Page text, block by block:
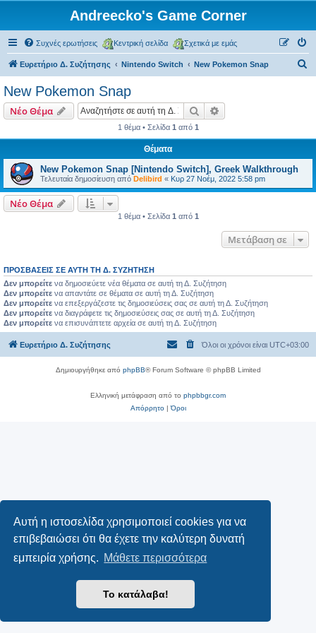
Αυτή η ιστοσελίδα χρησιμοποιεί cookies για να
επιβεβαιώσει ότι θα έχετε την καλύτερη δυνατή
εμπειρία χρήσης. Μάθετε περισσότερα
Το κατάλαβα!
Andreecko's Game Corner
Συχνές ερωτήσεις Κεντρική σελίδα Σχετικά με εμάς
Ευρετήριο Δ. Συζήτησης Nintendo Switch New Pokemon Snap
New Pokemon Snap
Νέο Θέμα Αναζήτηση
1 θέμα • Σελίδα 1 από 1
Θέματα
New Pokemon Snap [Nintendo Switch], Greek Walkthrough
Τελευταία δημοσίευση από Delibird « Κυρ 27 Νοέμ, 2022 5:58 pm
Νέο Θέμα
1 θέμα • Σελίδα 1 από 1
Μετάβαση σε
ΠΡΟΣΒΆΣΕΙΣ ΣΕ ΑΥΤΉ ΤΗ Δ. ΣΥΖΉΤΗΣΗ
Δεν μπορείτε να δημοσιεύετε νέα θέματα σε αυτή τη Δ. Συζήτηση
Δεν μπορείτε να απαντάτε σε θέματα σε αυτή τη Δ. Συζήτηση
Δεν μπορείτε να επεξεργάζεστε τις δημοσιεύσεις σας σε αυτή τη Δ. Συζήτηση
Δεν μπορείτε να διαγράφετε τις δημοσιεύσεις σας σε αυτή τη Δ. Συζήτηση
Δεν μπορείτε να επισυνάπτετε αρχεία σε αυτή τη Δ. Συζήτηση
Ευρετήριο Δ. Συζήτησης Όλοι οι χρόνοι είναι UTC+03:00
Δημιουργήθηκε από phpBB® Forum Software © phpBB Limited
Ελληνική μετάφραση από το phpbbgr.com
Απόρρητο|Όροι